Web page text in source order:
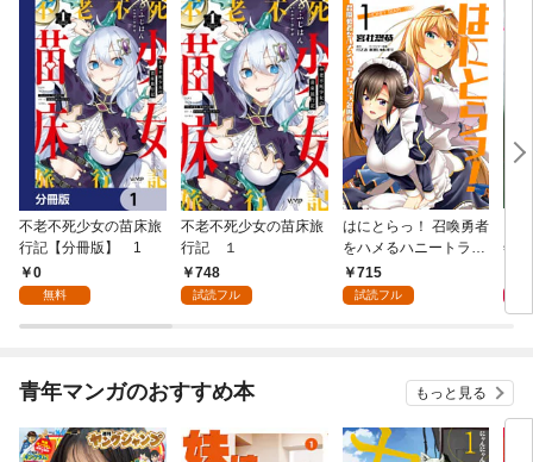
不老不死少女の苗床旅
行記【分冊版】 1
0
無料
不老不死少女の苗床旅
行記 １
748
試読フル
はにとらっ！ 召喚勇者
をハメるハニートラッ
プ包囲網 1
715
試読フル
年9
青年マンガのおすすめ本 もっと見る